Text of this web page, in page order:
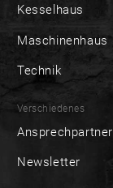
Kesselhaus
Maschinenhaus
Technik
Verschiedenes
Ansprechpartner
Newsletter